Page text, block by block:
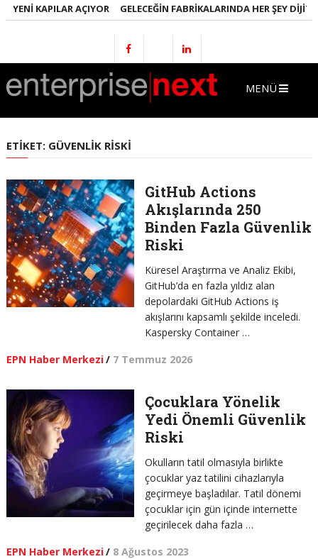
YENI KAPILAR AÇIYOR GELECEĞIN FABRIKALARINDA HER ŞEY
MENÜ
ETIKET: GÜVENLIK RISKI
GitHub Actions
Akışlarında 250
Binden Fazla Güvenlik
Riski
Küresel Araştırma ve Analiz Ekibi,
GitHub’da en fazla yıldız alan
depolardaki GitHub Actions iş
akışlarını kapsamlı şekilde inceledi.
Kaspersky Container …
EPN Haber Merkezi/ 7 Temmuz 2026
Çocuklara Yönelik
Yedi Önemli Güvenlik
Riski
Okulların tatil olmasıyla birlikte
çocuklar yaz tatilini cihazlarıyla
geçirmeye başladılar. Tatil dönemi
çocuklar için gün içinde internette
geçirilecek daha fazla …
EPN Haber Merkezi/ 8 Ağustos 2023